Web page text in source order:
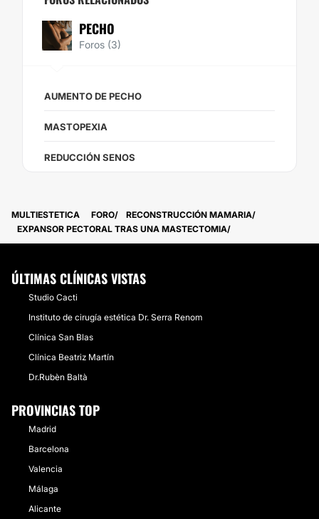
PECHO
Foros (3)
AUMENTO DE PECHO
MASTOPEXIA
REDUCCIÓN SENOS
MULTIESTETICA FORO
RECONSTRUCCIÓN MAMARIA
EXPANSOR PECTORAL TRAS UNA MASTECTOMIA
ÚLTIMAS CLÍNICAS VISTAS
Studio Cacti
Instituto de cirugía estética Dr. Serra Renom
Clínica San Blas
Clínica Beatriz Martín
Dr.Rubèn Baltà
PROVINCIAS TOP
Madrid
Barcelona
Valencia
Málaga
Alicante